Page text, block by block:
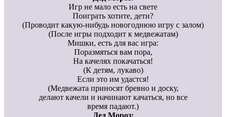
Игр не мало есть на свете
Поиграть хотите, дети?
(Проводит какую-нибудь новогоднюю игру с залом)
(После игры подходит к медвежатам)
Мишки, есть для вас игра:
Поразмяться вам пора,
На качелях покачаться!
(К детям, лукаво)
Если это им удастся!
(Медвежата приносят бревно и доску,
делают качели и начинают качаться, но все
время падают.)